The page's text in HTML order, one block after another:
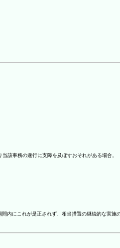
該事務の遂行に支障を及ぼすおそれがある場合。
にこれが是正されず、相当措置の継続的な実